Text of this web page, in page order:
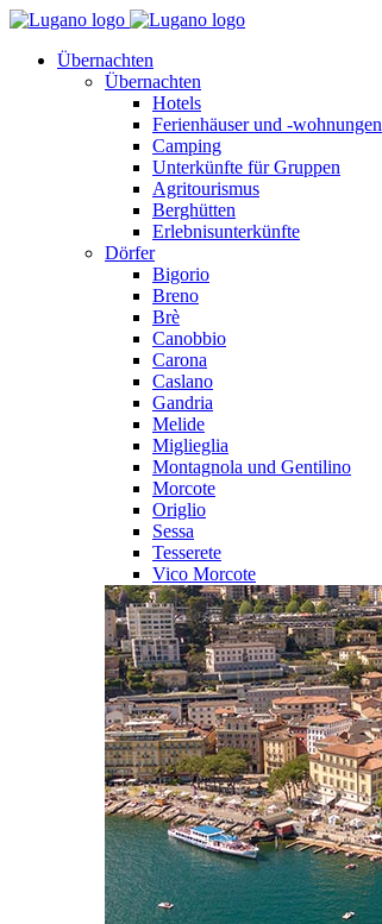
Übernachten
Übernachten
Hotels
Ferienhäuser und -wohnungen
Camping
Unterkünfte für Gruppen
Agritourismus
Berghütten
Erlebnisunterkünfte
Dörfer
Bigorio
Breno
Brè
Canobbio
Carona
Caslano
Gandria
Melide
Miglieglia
Montagnola und Gentilino
Morcote
Origlio
Sessa
Tesserete
Vico Morcote